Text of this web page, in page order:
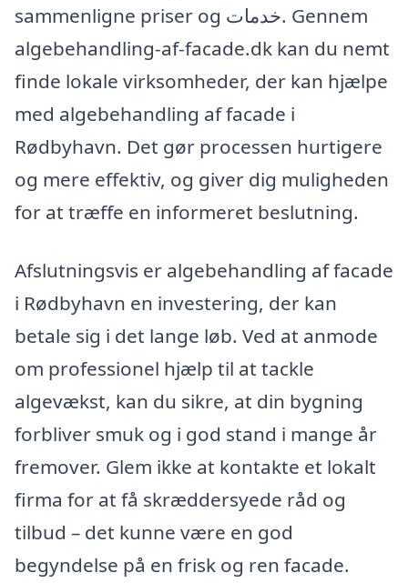
sammenligne priser og خدمات. Gennem
algebehandling-af-facade.dk kan du nemt
finde lokale virksomheder, der kan hjælpe
med algebehandling af facade i
Rødbyhavn. Det gør processen hurtigere
og mere effektiv, og giver dig muligheden
for at træffe en informeret beslutning.
Afslutningsvis er algebehandling af facade
i Rødbyhavn en investering, der kan
betale sig i det lange løb. Ved at anmode
om professionel hjælp til at tackle
algevækst, kan du sikre, at din bygning
forbliver smuk og i god stand i mange år
fremover. Glem ikke at kontakte et lokalt
firma for at få skræddersyede råd og
tilbud – det kunne være en god
begyndelse på en frisk og ren facade.